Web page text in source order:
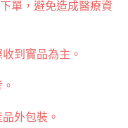
單，避免造成醫療資
到實品為主。
。
外包裝 。